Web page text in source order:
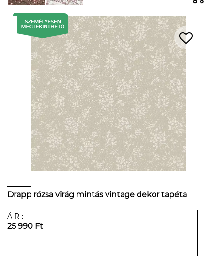
Drapp rózsa virág mintás vintage dekor tapéta
ÁR:
25 990 Ft